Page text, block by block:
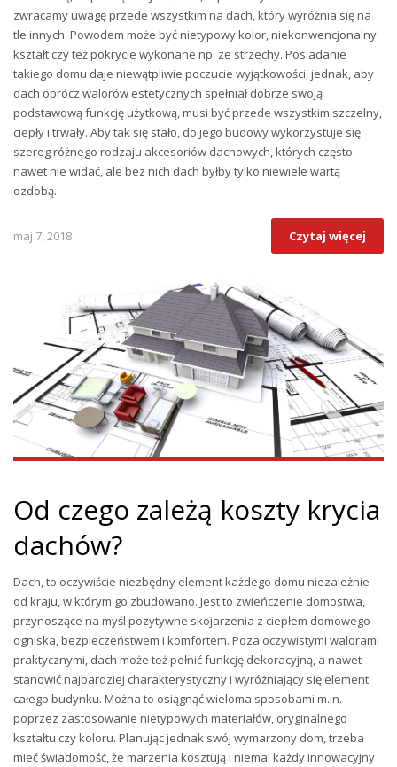
zwracamy uwagę przede wszystkim na dach, który wyróżnia się na
tle innych. Powodem może być nietypowy kolor, niekonwencjonalny
kształt czy też pokrycie wykonane np. ze strzechy. Posiadanie
takiego domu daje niewątpliwie poczucie wyjątkowości, jednak, aby
dach oprócz walorów estetycznych spełniał dobrze swoją
podstawową funkcję użytkową, musi być przede wszystkim szczelny,
ciepły i trwały. Aby tak się stało, do jego budowy wykorzystuje się
szereg różnego rodzaju akcesoriów dachowych, których często
nawet nie widać, ale bez nich dach byłby tylko niewiele wartą
ozdobą.
maj 7, 2018 Czytaj więcej
Od czego zależą koszty krycia
dachów?
Dach, to oczywiście niezbędny element każdego domu niezależnie
od kraju, w którym go zbudowano. Jest to zwieńczenie domostwa,
przynoszące na myśl pozytywne skojarzenia z ciepłem domowego
ogniska, bezpieczeństwem i komfortem. Poza oczywistymi walorami
praktycznymi, dach może też pełnić funkcję dekoracyjną, a nawet
stanowić najbardziej charakterystyczny i wyróżniający się element
całego budynku. Można to osiągnąć wieloma sposobami m.in.
poprzez zastosowanie nietypowych materiałów, oryginalnego
kształtu czy koloru. Planując jednak swój wymarzony dom, trzeba
mieć świadomość, że marzenia kosztują i niemal każdy innowacyjny